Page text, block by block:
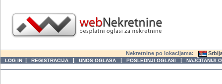
Nekretnine po lokacijama:
LOG IN | REGISTRACIJA | UNOS OGLASA | POSLEDNJI OGLASI | NAJČITANIJI